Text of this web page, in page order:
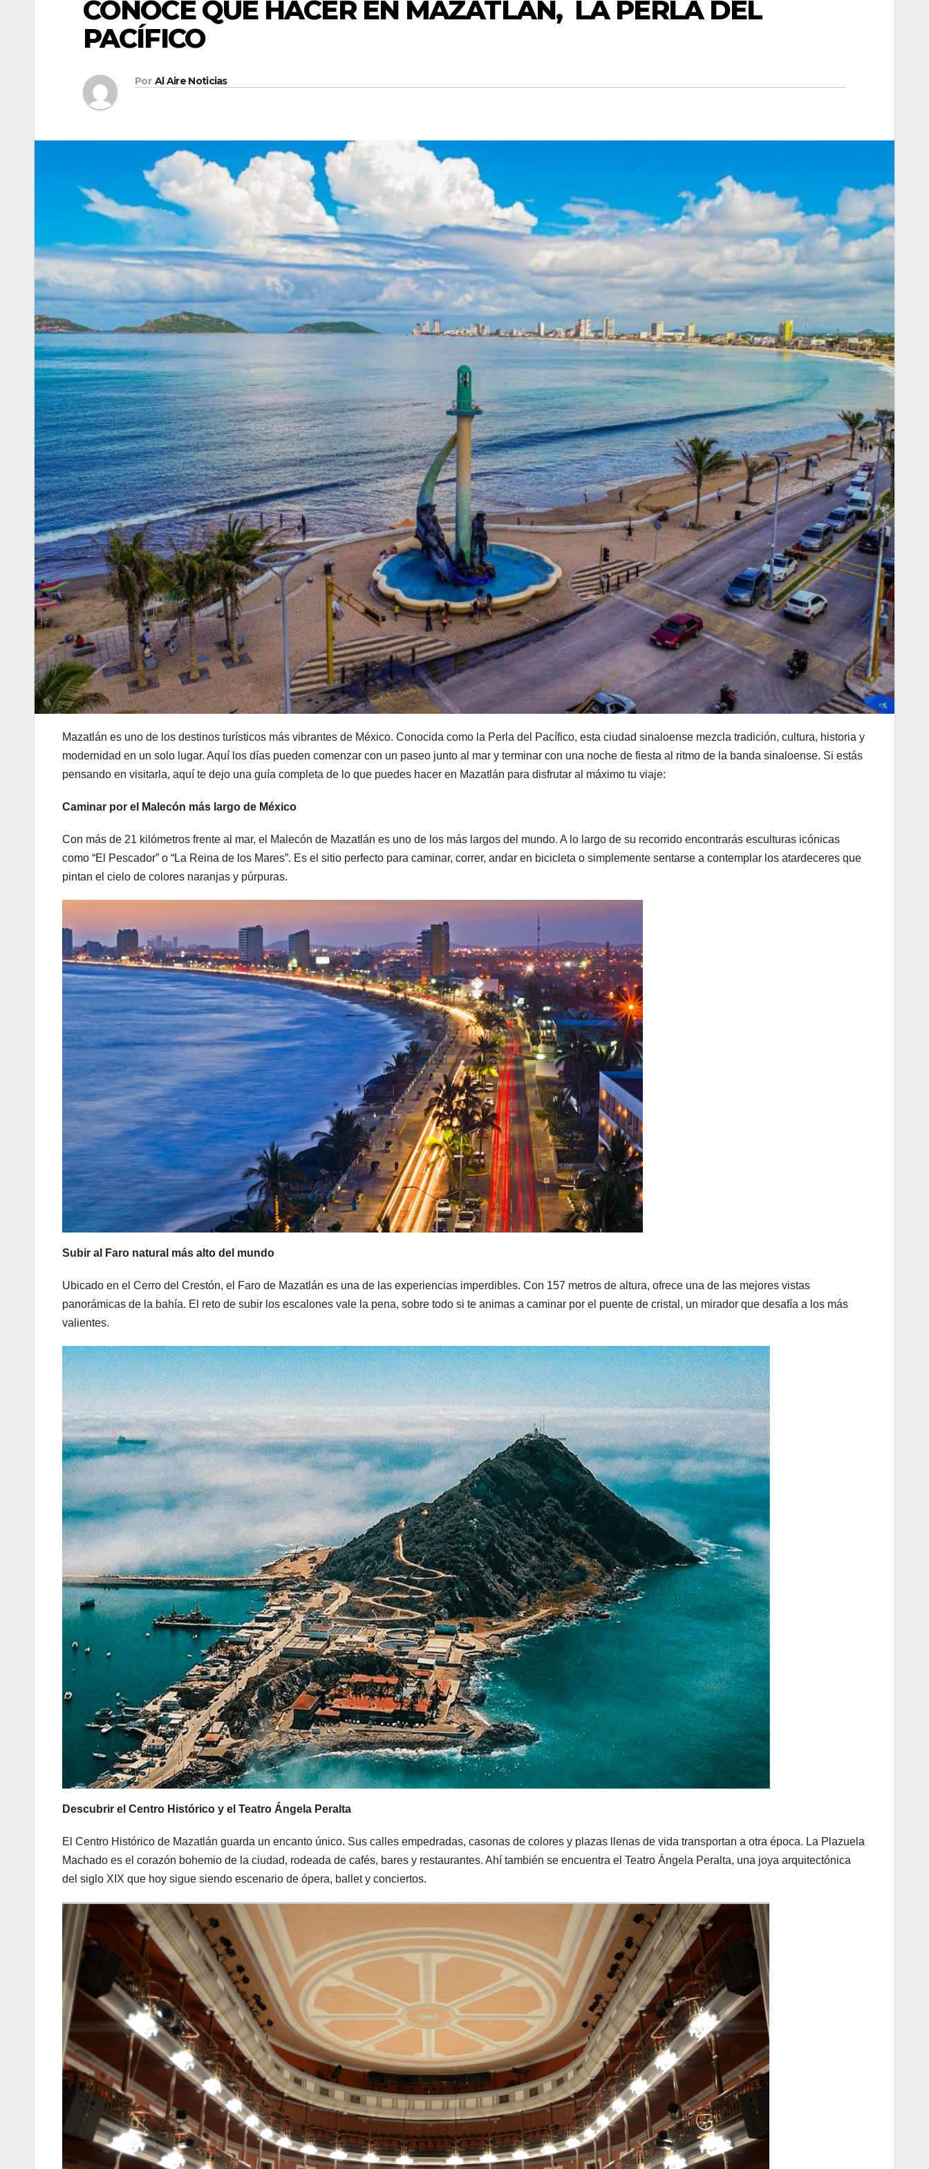
CONOCE QUÉ HACER EN MAZATLÁN, LA PERLA DEL
PACÍFICO
Por Al Aire Noticias
Mazatlán es uno de los destinos turísticos más vibrantes de México. Conocida como la Perla del Pacífico, esta ciudad sinaloense mezcla tradición, cultura, historia y
modernidad en un solo lugar. Aquí los días pueden comenzar con un paseo junto al mar y terminar con una noche de fiesta al ritmo de la banda sinaloense. Si estás
pensando en visitarla, aquí te dejo una guía completa de lo que puedes hacer en Mazatlán para disfrutar al máximo tu viaje:
Caminar por el Malecón más largo de México
Con más de 21 kilómetros frente al mar, el Malecón de Mazatlán es uno de los más largos del mundo. A lo largo de su recorrido encontrarás esculturas icónicas
como “El Pescador” o “La Reina de los Mares”. Es el sitio perfecto para caminar, correr, andar en bicicleta o simplemente sentarse a contemplar los atardeceres que
pintan el cielo de colores naranjas y púrpuras.
Subir al Faro natural más alto del mundo
Ubicado en el Cerro del Crestón, el Faro de Mazatlán es una de las experiencias imperdibles. Con 157 metros de altura, ofrece una de las mejores vistas
panorámicas de la bahía. El reto de subir los escalones vale la pena, sobre todo si te animas a caminar por el puente de cristal, un mirador que desafía a los más
valientes.
Descubrir el Centro Histórico y el Teatro Ángela Peralta
El Centro Histórico de Mazatlán guarda un encanto único. Sus calles empedradas, casonas de colores y plazas llenas de vida transportan a otra época. La Plazuela
Machado es el corazón bohemio de la ciudad, rodeada de cafés, bares y restaurantes. Ahí también se encuentra el Teatro Ángela Peralta, una joya arquitectónica
del siglo XIX que hoy sigue siendo escenario de ópera, ballet y conciertos.